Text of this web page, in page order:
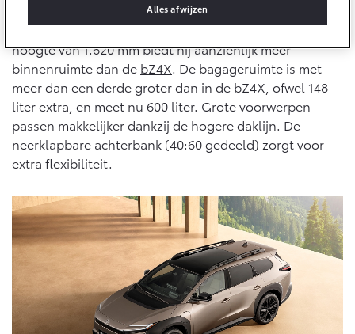
Vanaf € 37.995,-
PLUG-IN HYBRIDE
Vanaf € 49.995,-
BATTERIJ-ELEKTRISCH
Vanaf € 39.995,-
BATTERIJ-ELEKTRISCH
Vanaf € 48.995,-
Connected Services
MyToyota login
MyToyota App
Abonnementen
Multimedia
Connected check
die graag reizen, sporten en ontspannen in de
buitenlucht. Dankzij een lengte van 4.830 mm en een
hoogte van 1.620 mm biedt hij aanzienlijk meer
binnenruimte dan de bZ4X. De bagageruimte is met
meer dan een derde groter dan in de bZ4X, ofwel 148
liter extra, en meet nu 600 liter. Grote voorwerpen
passen makkelijker dankzij de hogere daklijn. De
neerklapbare achterbank (40:60 gedeeld) zorgt voor
extra flexibiliteit.
Alles afwijzen